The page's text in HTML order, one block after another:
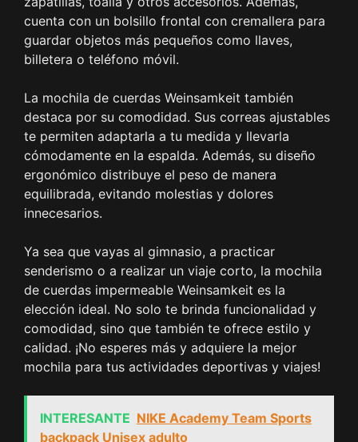
cuenta con un bolsillo frontal con cremallera para
guardar objetos más pequeños como llaves,
billetera o teléfono móvil.
La mochila de cuerdas Weinsamkeit también
destaca por su comodidad. Sus correas ajustables
te permiten adaptarla a tu medida y llevarla
cómodamente en la espalda. Además, su diseño
ergonómico distribuye el peso de manera
equilibrada, evitando molestias y dolores
innecesarios.
Ya sea que vayas al gimnasio, a practicar
senderismo o a realizar un viaje corto, la mochila
de cuerdas impermeable Weinsamkeit es la
elección ideal. No solo te brinda funcionalidad y
comodidad, sino que también te ofrece estilo y
calidad. ¡No esperes más y adquiere la mejor
mochila para tus actividades deportivas y viajes!
INTERESANTE NIKE Academy Team Sports
backpack Unisex adulto